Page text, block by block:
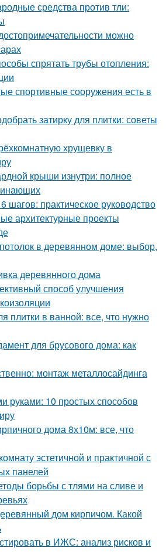
средства против тли:
можно
спрятать трубы отопления:
спортивные сооружения есть в
затирку для плитки: советы
хрущевку в
крыши изнутри: полное
шагов: практическое руководство
архитектурные проекты
в деревянном доме: выбор,
деревянного дома
способ улучшения
плитки в ванной: все, что нужно
для брусового дома: как
монтаж металлосайдинга
руками: 10 простых способов
дома 8х10м: все, что
эстетичной и практичной с
панелей
борьбы с тлями на сливе и
дом кирпичом. Какой
в ИЖС: анализ рисков и